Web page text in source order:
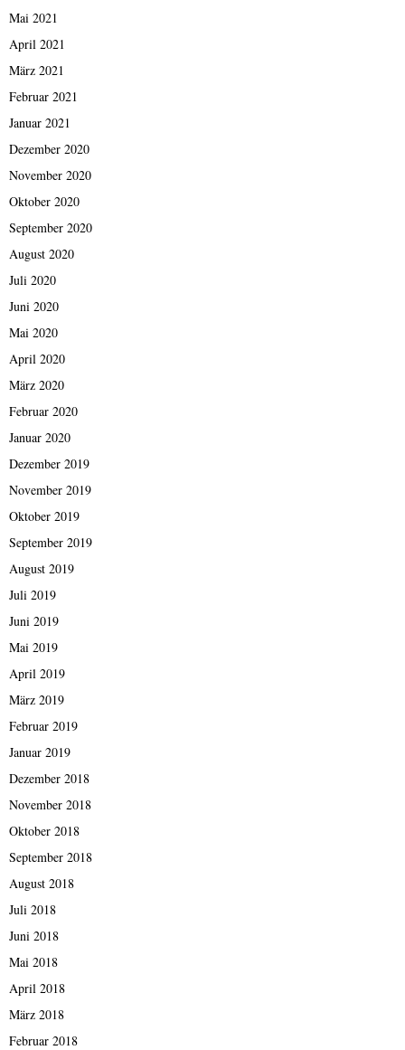
Mai 2021
April 2021
März 2021
Februar 2021
Januar 2021
Dezember 2020
November 2020
Oktober 2020
September 2020
August 2020
Juli 2020
Juni 2020
Mai 2020
April 2020
März 2020
Februar 2020
Januar 2020
Dezember 2019
November 2019
Oktober 2019
September 2019
August 2019
Juli 2019
Juni 2019
Mai 2019
April 2019
März 2019
Februar 2019
Januar 2019
Dezember 2018
November 2018
Oktober 2018
September 2018
August 2018
Juli 2018
Juni 2018
Mai 2018
April 2018
März 2018
Februar 2018